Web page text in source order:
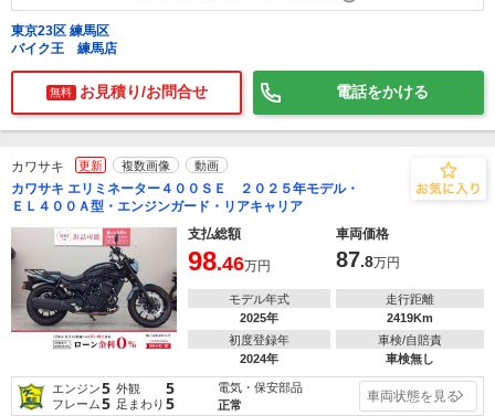
東京23区 練馬区
バイク王 練馬店
無料 お見積り/お問合せ 電話をかける
カワサキ 更新 複数画像 動画
カワサキ エリミネーター４００ＳＥ ２０２５年モデル・
ＥＬ４００Ａ型・エンジンガード・リアキャリア
支払総額
車両価格
98.46万円 87.8万円
モデル年式
2025年
走行距離
2419Km
初度登録年
2024年
車検/自賠責
車検無し
エンジン5 外観 5
フレーム5 足まわり 5
電気・保安部品
正常
車両状態を見る